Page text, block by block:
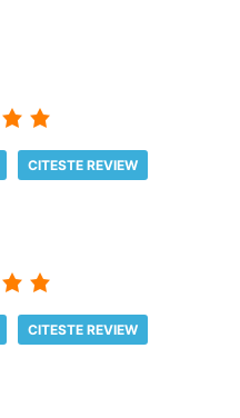
CITESTE REVIEW
CITESTE REVIEW